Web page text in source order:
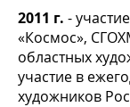
2011 г. -
«Космос»,
областных
участие в
художников